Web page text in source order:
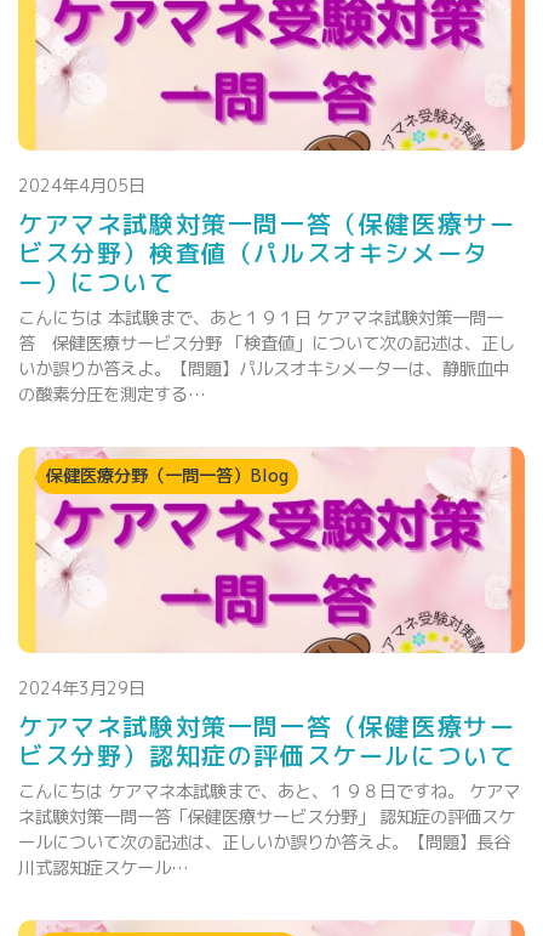
2024年4月05日
ケアマネ試験対策一問一答（保健医療サー
ビス分野）検査値（パルスオキシメータ
ー）について
こんにちは 本試験まで、あと１９１日 ケアマネ試験対策一問一
答 保健医療サービス分野 「検査値」について次の記述は、正し
いか誤りか答えよ。【問題】パルスオキシメーターは、静脈血中
の酸素分圧を測定する…
保健医療分野（一問一答）Blog
2024年3月29日
ケアマネ試験対策一問一答（保健医療サー
ビス分野）認知症の評価スケールについて
こんにちは ケアマネ本試験まで、あと、１９８日ですね。 ケアマ
ネ試験対策一問一答「保健医療サービス分野」 認知症の評価スケ
ールについて次の記述は、正しいか誤りか答えよ。【問題】長谷
川式認知症スケール…